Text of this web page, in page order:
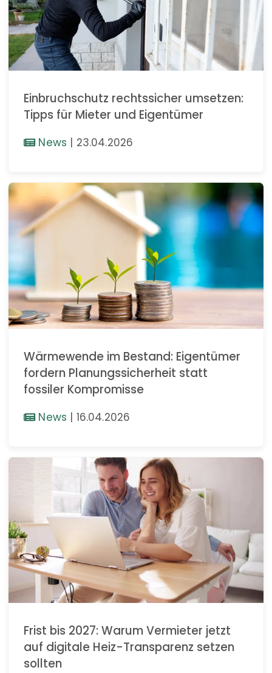
Einbruchschutz rechtssicher umsetzen:
Tipps für Mieter und Eigentümer
News | 23.04.2026
Wärmewende im Bestand: Eigentümer
fordern Planungssicherheit statt
fossiler Kompromisse
News | 16.04.2026
Frist bis 2027: Warum Vermieter jetzt
auf digitale Heiz-Transparenz setzen
sollten